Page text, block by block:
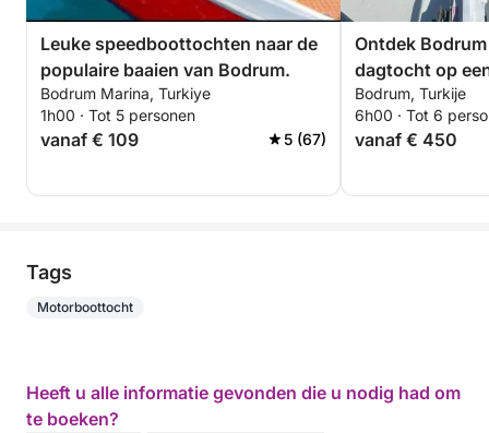
Leuke speedboottochten naar de
populaire baaien van Bodrum.
Bodrum Marina, Turkiye
1h00 · Tot 5 personen
vanaf € 109 5 (67)
Ontdek
dagtocht op
Bodrum, Turkije
6h00 · Tot 6
vanaf € 450
Tags
Motorboottocht
Heeft u alle informatie gevonden die u nodig had om
te boeken?